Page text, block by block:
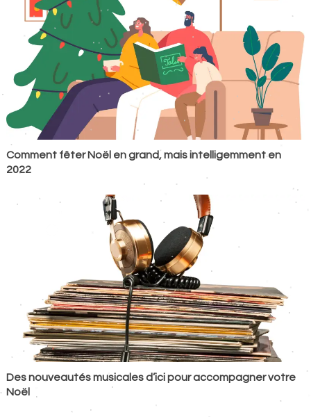
Comment fêter Noël en grand, mais intelligemment en
2022
Des nouveautés musicales d’ici pour accompagner votre
Noël